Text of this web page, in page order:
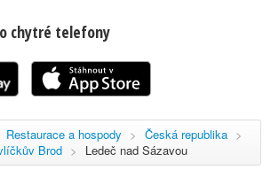
chytré telefony
Restaurace a hospody > Česká republika >
Brod > Ledeč nad Sázavou